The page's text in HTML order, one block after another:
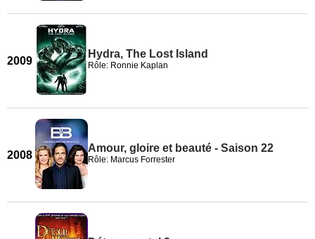
2009
Hydra, The Lost Island
Rôle: Ronnie Kaplan
2008
Amour, gloire et beauté - Saison 22
Rôle: Marcus Forrester